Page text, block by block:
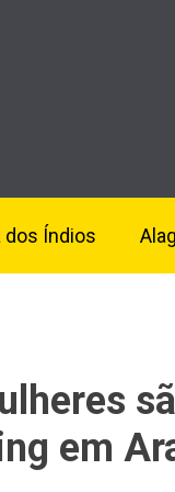
dos Índios
em